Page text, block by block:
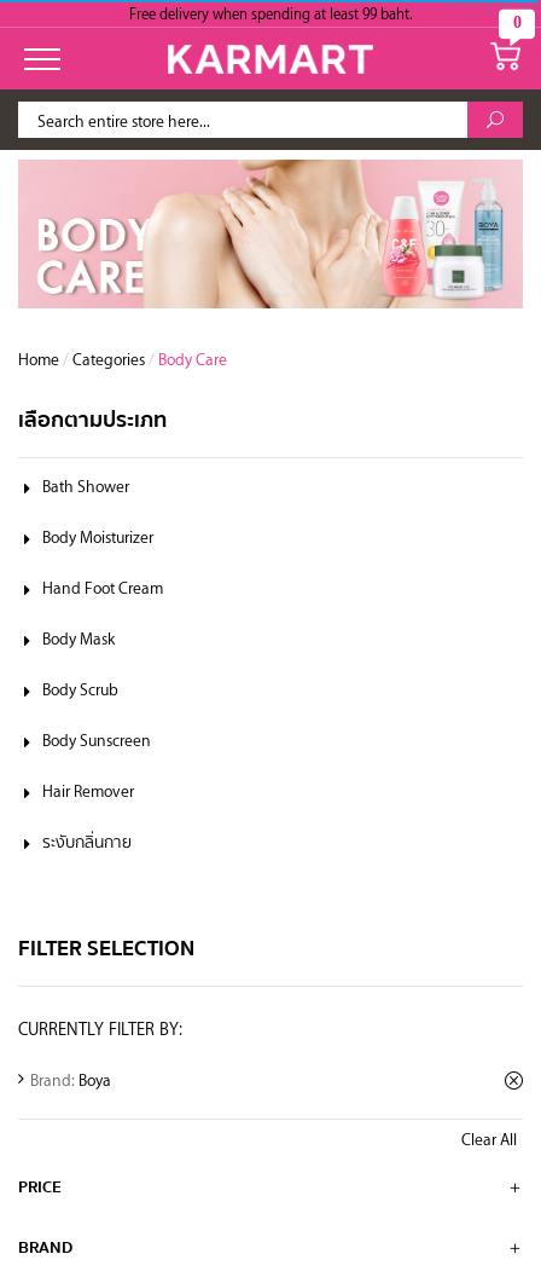
Free delivery when spending at least 99 baht. 0
Home /Categories / Body Care
เลือกตามประเภท
Bath Shower
Body Moisturizer
Hand Foot Cream
Body Mask
Body Scrub
Body Sunscreen
Hair Remover
ระงับกลิ่นกาย
FILTER SELECTION
CURRENTLY FILTER BY:
Brand: Boya
Clear All
PRICE
BRAND